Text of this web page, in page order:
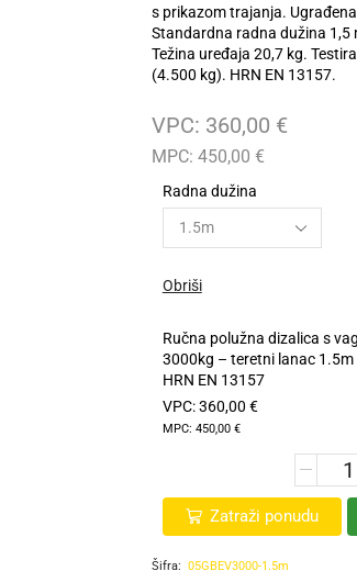
s prikazom trajanja.
Standardna radna dužina 1,5
Težina uređaja 20,7 kg.
(4.500 kg). HRN EN 13157.
VPC: 360,00 €
MPC: 450,00 €
Radna dužina
Obriši
Ručna polužna dizalica s
3000kg – teretni lanac
HRN EN 13157
VPC:360,00 €
MPC: 450,00 €
Zatraži ponudu
Šifra: 05GBEV3000-1.5m